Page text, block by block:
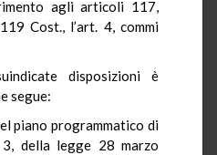
agli articoli 117,
Cost., l’art. 4, commi
disposizioni è
segue:
piano programmatico di
della legge 28 marzo